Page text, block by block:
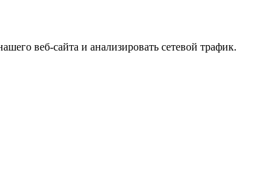
веб-сайта и анализировать сетевой трафик.